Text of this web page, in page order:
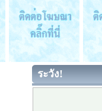
ระวัง!